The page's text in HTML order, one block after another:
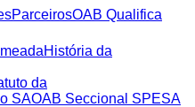
ParceirosOAB Qualifica
História da
da
SAOAB Seccional SPESA